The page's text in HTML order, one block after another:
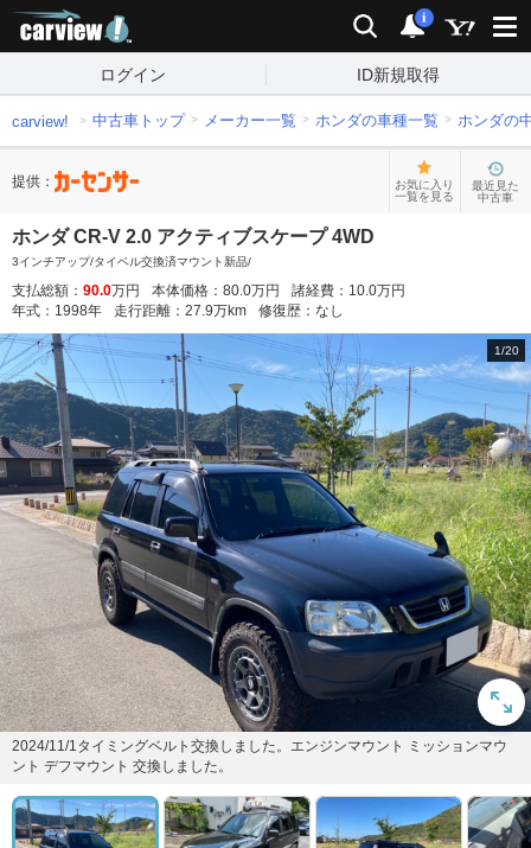
検索 通知
i
ログイン ID新規取得
carview! 中古車トップ メーカー一覧 ホンダの車種一覧 ホンダの
提供：
お気に入り
一覧を見る
最近見た
中古車
ホンダ CR-V 2.0 アクティブスケープ 4WD
3インチアップ/タイベル交換済マウント新品/
支払総額： 90.0万円 本体価格： 80.0万円 諸経費： 10.0万円
年式： 1998年 走行距離： 27.9万km 修復歴： なし
1/20
2024/11/1タイミングベルト交換しました。エンジンマウント ミッションマウ
ント デフマウント 交換しました。